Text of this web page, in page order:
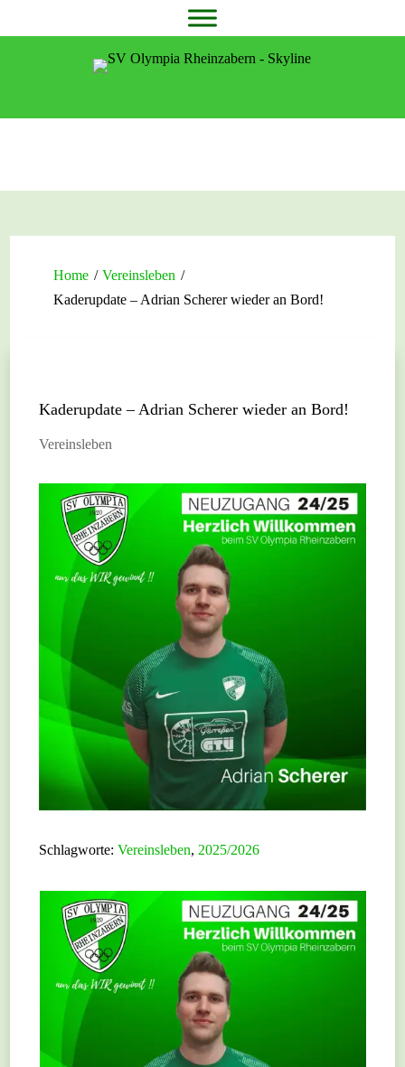
Home / Vereinsleben /
Kaderupdate – Adrian Scherer wieder an Bord!
Kaderupdate – Adrian Scherer wieder an Bord!
Vereinsleben
Schlagworte:Vereinsleben, 2025/2026